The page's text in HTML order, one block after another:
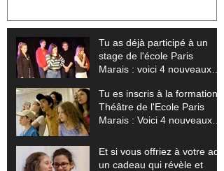
ton talent (+ tes vidéos offertes)
Tu as déjà participé à un
stage de l'école Paris
Marais : voici 4 nouveaux
talent (+ tes vidéos offertes)
Tu es inscris à la formation
Théâtre de l'Ecole Paris
Marais : Voici 4 nouveaux
limites (+ tes vidéos
offertes) 🎬
Et si vous offriez à votre ado
un cadeau qui révèle et